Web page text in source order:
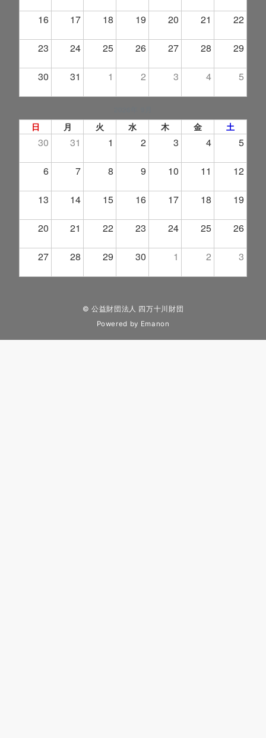
16 17 18 19 20 21 22
23 24 25 26 27 28 29
30 31 1 2 3 4 5
日 月 火 水 木 金 土
30 31 1 2 3 4 5
6 7 8 9 10 11 12
13 14 15 16 17 18 19
20 21 22 23 24 25 26
27 28 29 30 1 2 3
© 公益財団法人 四万十川財団
Powered by Emanon